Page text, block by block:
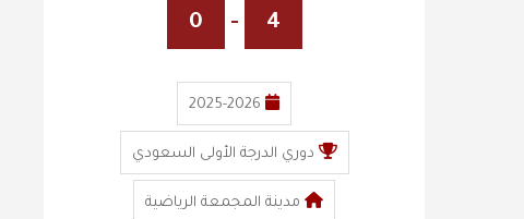
4
-
0
2025-2026
دوري الدرجة الأولى السعودي
مدينة المجمعة الرياضية